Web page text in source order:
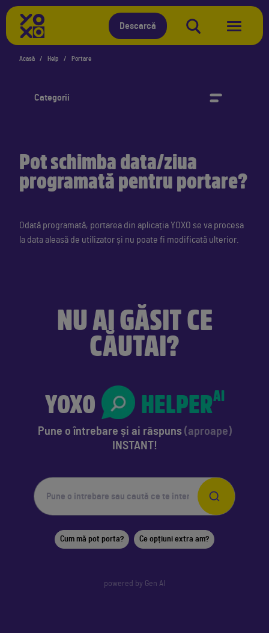
YOXO
Descarcă
Acasă Help Portare
Categorii
Pot schimba data/ziua
programată pentru portare?
Odată programată, portarea din aplicația YOXO se va procesa
la data aleasă de utilizator și nu poate fi modificată ulterior.
NU AI GĂSIT CE
CĂUTAI?
YOXO HELPERAI
Pune o întrebare și ai răspuns (aproape)
INSTANT!
Cum mă pot porta? Ce opțiuni extra am?
powered by Gen AI